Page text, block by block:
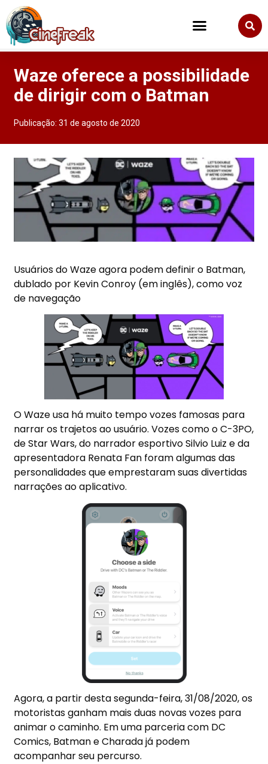
Waze oferece a possibilidade
de dirigir com o Batman
Publicação:31 de agosto de 2020
Usuários do Waze agora podem definir o Batman,
dublado por Kevin Conroy (em inglês), como voz
de navegação
O Waze usa há muito tempo vozes famosas para
narrar os trajetos ao usuário. Vozes como o C-3PO,
de Star Wars, do narrador esportivo Silvio Luiz e da
apresentadora Renata Fan foram algumas das
personalidades que emprestaram suas divertidas
narrações ao aplicativo.
Agora, a partir desta segunda-feira, 31/08/2020, os
motoristas ganham mais duas novas vozes para
animar o caminho. Em uma parceria com DC
Comics, Batman e Charada já podem
acompanhar seu percurso.